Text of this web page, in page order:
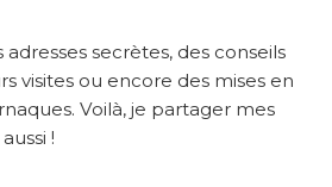
à
a
r
adresses secrètes, des conseils
visites ou encore des mises en
Voilà, je partager mes
!